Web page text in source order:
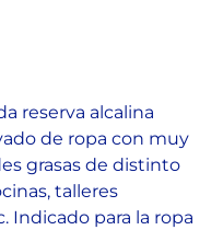
reserva alcalina
de ropa con muy
grasas de distinto
talleres
Indicado para la ropa